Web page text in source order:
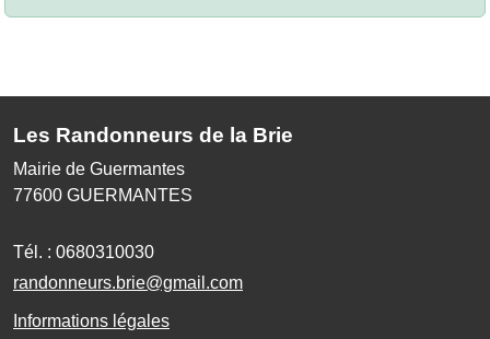
Les Randonneurs de la Brie
Mairie de Guermantes
77600 GUERMANTES
Tél. : 0680310030
randonneurs.brie@gmail.com
Informations légales